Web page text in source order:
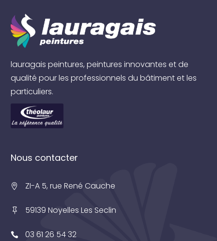
lauragais peintures, peintures innovantes et de
qualité pour les professionnels du bâtiment et les
particuliers.
Nous contacter
ZI-A 5, rue René Cauche
59139 Noyelles Les Seclin
03 61 26 54 32